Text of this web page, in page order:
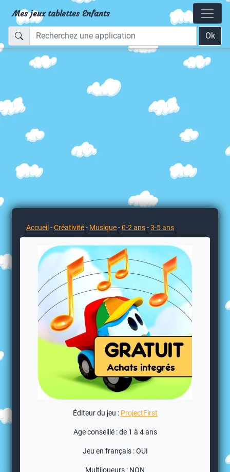
Mes jeux tablettes Enfants
Ok
Accueil -Créativité- Musique-0-2 ans-3-5 ans
Éditeur du jeu : ProjectFirst
Age conseillé : de 1 à 4 ans
Jeu en français : OUI
Multijoueurs : NON